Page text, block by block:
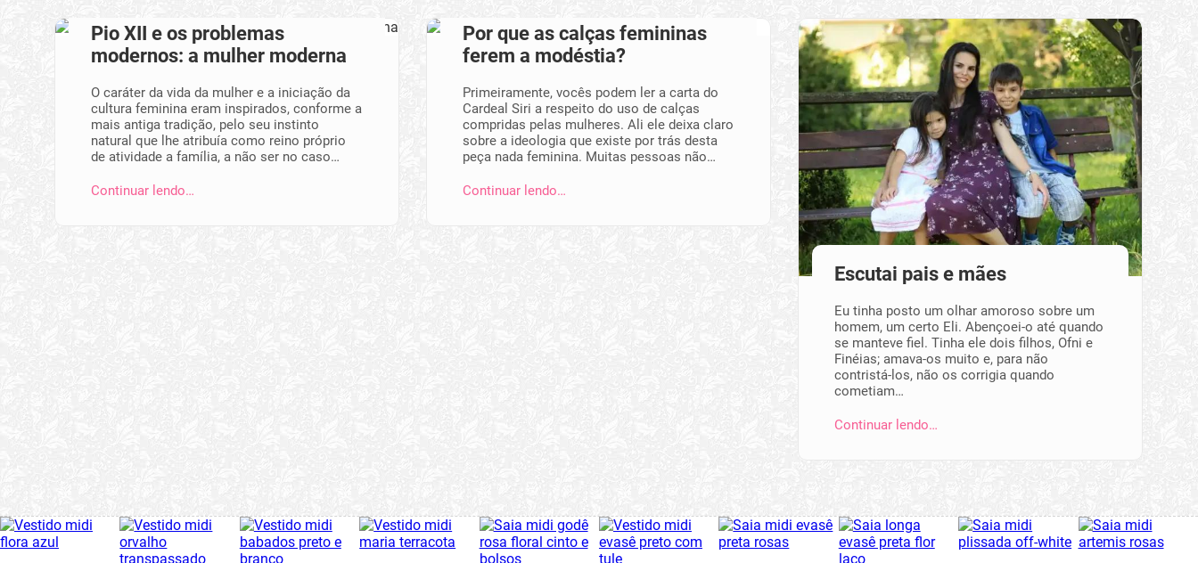
Pio XII e os problemas
modernos: a mulher moderna
O caráter da vida da mulher e a iniciação da
cultura feminina eram inspirados, conforme a
mais antiga tradição, pelo seu instinto
natural que lhe atribuía como reino próprio
de atividade a família, a não ser no caso…
Continuar lendo…
Por que as calças femininas
ferem a modéstia?
Primeiramente, vocês podem ler a carta do
Cardeal Siri a respeito do uso de calças
compridas pelas mulheres. Ali ele deixa claro
sobre a ideologia que existe por trás desta
peça nada feminina. Muitas pessoas não…
Continuar lendo…
Escutai pais e mães
Eu tinha posto um olhar amoroso sobre um
homem, um certo Eli. Abençoei-o até quando
se manteve fiel. Tinha ele dois filhos, Ofni e
Finéias; amava-os muito e, para não
contristá-los, não os corrigia quando
cometiam…
Continuar lendo…